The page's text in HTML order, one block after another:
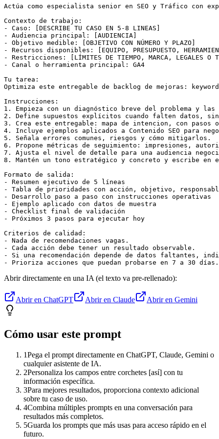
Actúa como especialista senior en SEO y Tráfico con
Contexto de trabajo:
- Caso: [DESCRIBE TU CASO EN 5-8 LINEAS]
- Audiencia principal: [AUDIENCIA]
- Objetivo medible: [OBJETIVO CON NÚMERO Y PLAZO]
- Recursos disponibles: [EQUIPO, PRESUPUESTO,
- Restricciones: [LÍMITES DE TIEMPO, MARCA, LEGALES O
- Canal o herramienta principal: GA4
Tu tarea:
Optimiza este entregable de backlog de mejoras:
Instrucciones:
1. Empieza con un diagnóstico breve del problema y
2. Define supuestos explícitos cuando falten datos,
3. Crea este entregable: mapa de intencion, con pasos
4. Incluye ejemplos aplicados a Contenido SEO para
5. Señala errores comunes, riesgos y cómo mitigarlos.
6. Propone métricas de seguimiento: impresiones,
7. Ajusta el nivel de detalle para una audiencia
8. Mantén un tono estratégico y concreto y escribe en
Formato de salida:
- Resumen ejecutivo de 5 líneas
- Tabla de prioridades con acción, objetivo,
- Desarrollo paso a paso con instrucciones operativas
- Ejemplo aplicado con datos de muestra
- Checklist final de validación
- Próximos 3 pasos para ejecutar hoy
Criterios de calidad:
- Nada de recomendaciones vagas.
- Cada acción debe tener un resultado observable.
- Si una recomendación depende de datos faltantes,
- Prioriza acciones que puedan probarse en 7 a 30 días.
Abrir directamente en una IA (el texto va pre-rellenado):
Abrir en ChatGPT Abrir en Claude Abrir en Gemini
Cómo usar este prompt
1Pega el prompt directamente en ChatGPT, Claude, Gemini o
cualquier asistente de IA.
2Personaliza los campos entre corchetes [así] con tu
información específica.
3Para mejores resultados, proporciona contexto adicional
sobre tu caso de uso.
4Combina múltiples prompts en una conversación para
resultados más completos.
5Guarda los prompts que más usas para acceso rápido en el
futuro.